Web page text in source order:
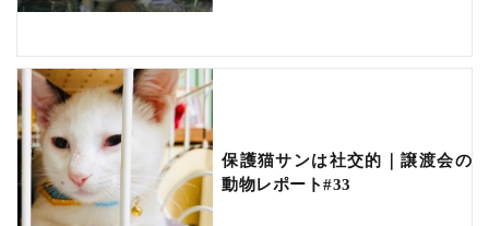
保護猫サンは社交的｜譲渡会の
動物レポート#33